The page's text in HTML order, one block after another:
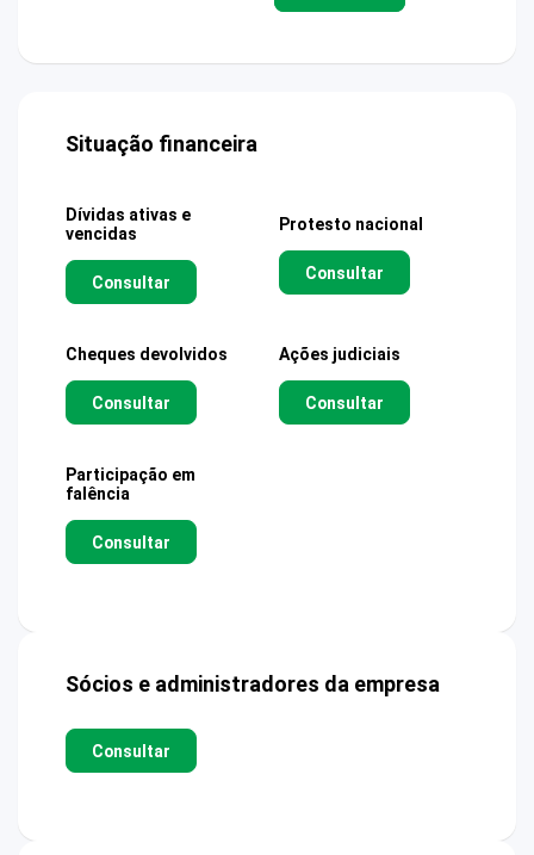
Situação financeira
Dívidas ativas e
vencidas
Consultar
Protesto nacional
Consultar
Cheques devolvidos
Consultar
Ações judiciais
Consultar
Participação em
falência
Consultar
Sócios e administradores da empresa
Consultar